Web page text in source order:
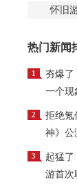
怀旧
热门新闻
1
夯爆
一个现
2
拒绝氪
神》公
3
起猛
游首次